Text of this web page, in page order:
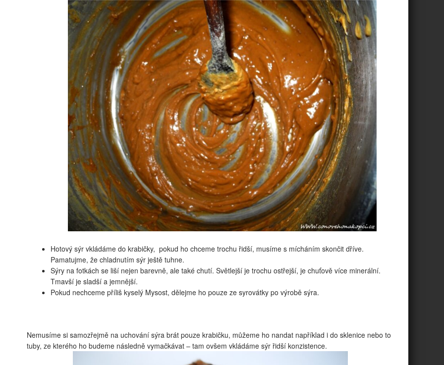
Hotový sýr vkládáme do krabičky, pokud ho chceme trochu řidší, musíme s mícháním skončit dříve.
Pamatujme, že chladnutím sýr ještě tuhne.
Sýry na fotkách se liší nejen barevně, ale také chutí. Světlejší je trochu ostřejší, je chuťově více minerální.
Tmavší je sladší a jemnější.
Pokud nechceme příliš kyselý Mysost, dělejme ho pouze ze syrovátky po výrobě sýra.
Nemusíme si samozřejmě na uchování sýra brát pouze krabičku, můžeme ho nandat například i do sklenice nebo to
tuby, ze kterého ho budeme následně vymačkávat – tam ovšem vkládáme sýr řidší konzistence.